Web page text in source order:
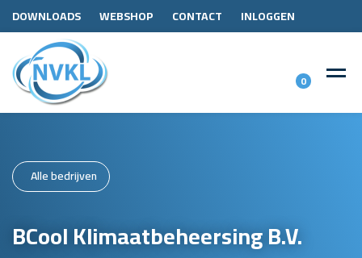
DOWNLOADS WEBSHOP CONTACT INLOGGEN
0
Alle bedrijven
BCool Klimaatbeheersing B.V.